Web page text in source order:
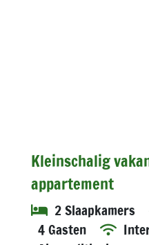
Kleinschalig
appartement
2 Slaapkamers
4 Gasten